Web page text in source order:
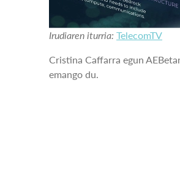
Irudiaren iturria: TelecomTV
Cristina Caffarra egun
emango du.